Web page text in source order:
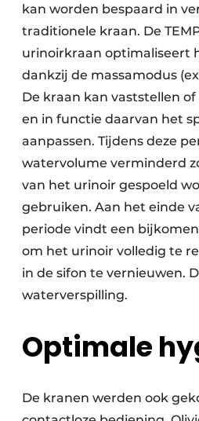
kan worden bespaard in
traditionele kraan. De
urinoirkraan optimaliseert
dankzij de massamodus
De kraan kan vaststellen
en in functie daarvan het
aanpassen. Tijdens deze
watervolume verminderd
van het urinoir gespoeld
gebruiken. Aan het einde
periode vindt een
om het urinoir volledig te
in de sifon te vernieuwen.
waterverspilling.
Optimale
De kranen werden ook